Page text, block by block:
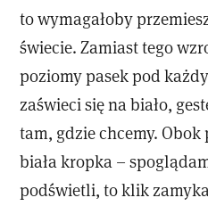
to wymagałoby
świecie. Zamiast tego
poziomy pasek pod
zaświeci się na biało,
tam, gdzie chcemy.
biała kropka –
podświetli, to klik